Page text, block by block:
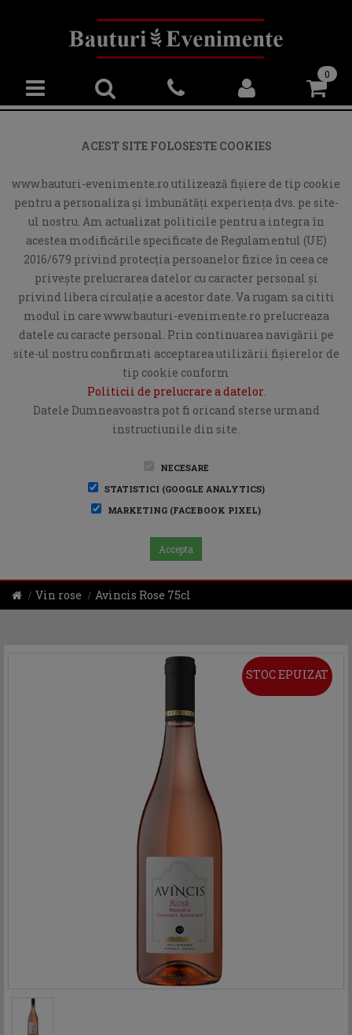
0
ACEST SITE FOLOSESTE COOKIES
www.bauturi-evenimente.ro utilizează fişiere de tip cookie
pentru a personaliza și îmbunătăți experiența dvs. pe site-
ul nostru. Am actualizat politicile pentru a integra în
acestea modificările specificate de Regulamentul (UE)
2016/679 privind protecția persoanelor fizice în ceea ce
privește prelucrarea datelor cu caracter personal și
privind libera circulație a acestor date. Va rugam sa cititi
modul in care www.bauturi-evenimente.ro prelucreaza
datele cu caracte personal. Prin continuarea navigării pe
site-ul nostru confirmati acceptarea utilizării fişierelor de
tip cookie conform
Politicii de prelucrare a datelor.
Datele Dumneavoastra pot fi oricand sterse urmand
instructiunile din site.
NECESARE
STATISTICI (GOOGLE ANALYTICS)
MARKETING (FACEBOOK PIXEL)
Accepta
Vin rose Avincis Rose 75cl
STOC EPUIZAT